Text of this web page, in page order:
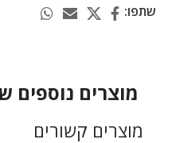
שתפו:
מוצרים נוספים
מוצרים קשורים